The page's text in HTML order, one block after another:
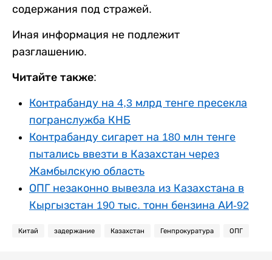
содержания под стражей.
Иная информация не подлежит
разглашению.
Читайте также:
Контрабанду на 4,3 млрд тенге пресекла
погранслужба КНБ
Контрабанду сигарет на 180 млн тенге
пытались ввезти в Казахстан через
Жамбылскую область
ОПГ незаконно вывезла из Казахстана в
Кыргызстан 190 тыс. тонн бензина АИ-92
Китай задержание Казахстан Генпрокуратура ОПГ